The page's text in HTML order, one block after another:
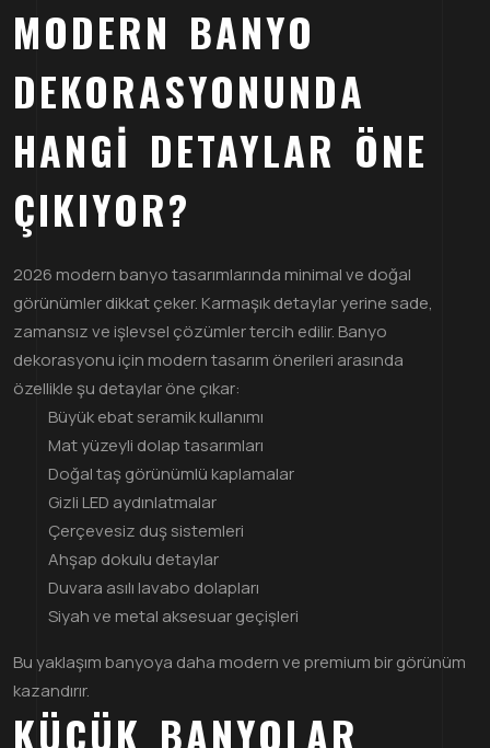
MODERN BANYO
DEKORASYONUNDA
HANGI DETAYLAR ÖNE
ÇIKIYOR?
2026 modern banyo tasarımlarında minimal ve doğal
görünümler dikkat çeker. Karmaşık detaylar yerine sade,
zamansız ve işlevsel çözümler tercih edilir. Banyo
dekorasyonu için modern tasarım önerileri arasında
özellikle şu detaylar öne çıkar:
Büyük ebat seramik kullanımı
Mat yüzeyli dolap tasarımları
Doğal taş görünümlü kaplamalar
Gizli LED aydınlatmalar
Çerçevesiz duş sistemleri
Ahşap dokulu detaylar
Duvara asılı lavabo dolapları
Siyah ve metal aksesuar geçişleri
Bu yaklaşım banyoya daha modern ve premium bir görünüm
kazandırır.
KÜÇÜK BANYOLAR